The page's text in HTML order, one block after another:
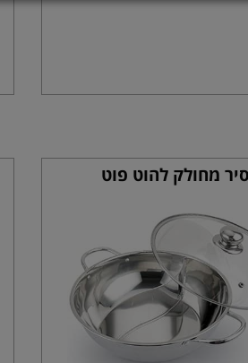
סיר מחולק להוט פוט